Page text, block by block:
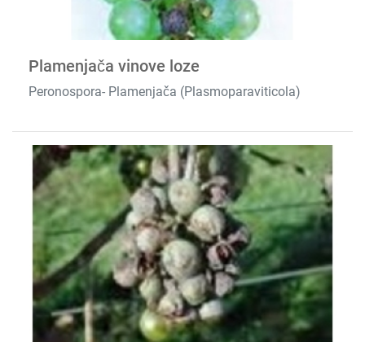
Plamenjača vinove loze
Peronospora- Plamenjača (Plasmoparaviticola)